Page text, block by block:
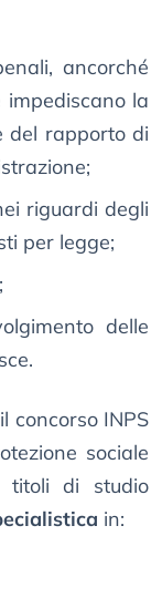
ancorché
la
del rapporto di
riguardi degli
per legge;
delle
concorso INPS
sociale
titoli di studio
in: